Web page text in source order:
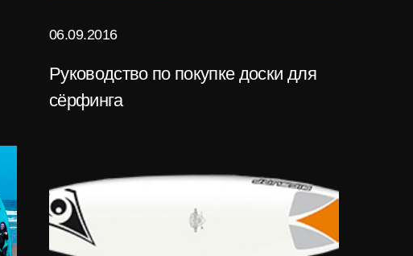
06.09.2016
Руководство по покупке доски для
сёрфинга